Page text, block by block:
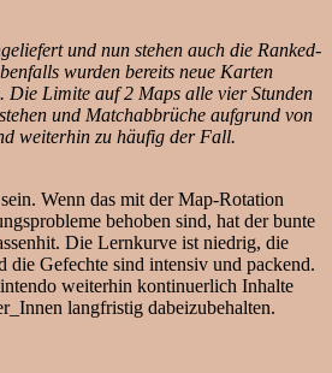
und nun stehen auch die Ranked-
wurden bereits neue Karten
Die Limite auf 2 Maps alle vier Stunden
und Matchabbrüche aufgrund von
weiterhin zu häufig der Fall.
Wenn das mit der Map-Rotation
behoben sind, hat der bunte
Die Lernkurve ist niedrig, die
die Gefechte sind intensiv und packend.
weiterhin kontinuerlich Inhalte
langfristig dabeizubehalten.